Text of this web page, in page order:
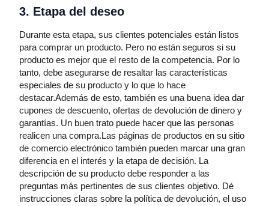
3. Etapa del deseo
Durante esta etapa, sus clientes potenciales están listos
para comprar un producto. Pero no están seguros si su
producto es mejor que el resto de la competencia. Por lo
tanto, debe asegurarse de resaltar las características
especiales de su producto y lo que lo hace
destacar.Además de esto, también es una buena idea dar
cupones de descuento, ofertas de devolución de dinero y
garantías. Un buen trato puede hacer que las personas
realicen una compra.Las páginas de productos en su sitio
de comercio electrónico también pueden marcar una gran
diferencia en el interés y la etapa de decisión. La
descripción de su producto debe responder a las
preguntas más pertinentes de sus clientes objetivo. Dé
instrucciones claras sobre la política de devolución, el uso